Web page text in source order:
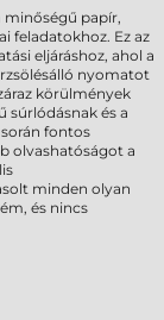
papír,
feladatokhoz. Ez az
eljáráshoz, ahol a
nyomatot
körülmények
súrlódásnak és a
fontos
olvashatóságot a
minden olyan
és nincs